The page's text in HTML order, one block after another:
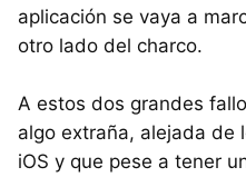
aplicación se vaya a
otro lado del charco.
A estos dos grandes
algo extraña, alejada de
iOS y que pese a tener